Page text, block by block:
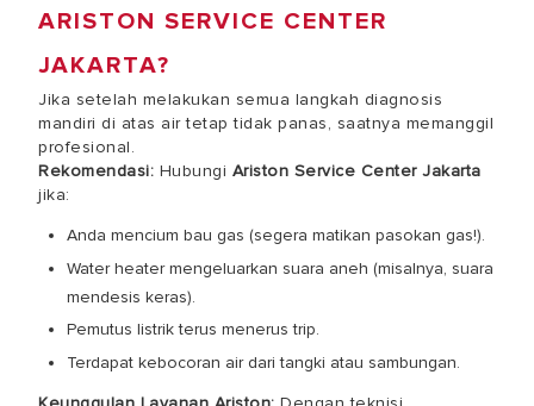
ARISTON SERVICE CENTER
JAKARTA?
Jika setelah melakukan semua langkah diagnosis
mandiri di atas air tetap tidak panas, saatnya memanggil
profesional.
Rekomendasi: Hubungi Ariston Service Center Jakarta
jika:
Anda mencium bau gas (segera matikan pasokan gas!).
Water heater mengeluarkan suara aneh (misalnya, suara
mendesis keras).
Pemutus listrik terus menerus trip.
Terdapat kebocoran air dari tangki atau sambungan.